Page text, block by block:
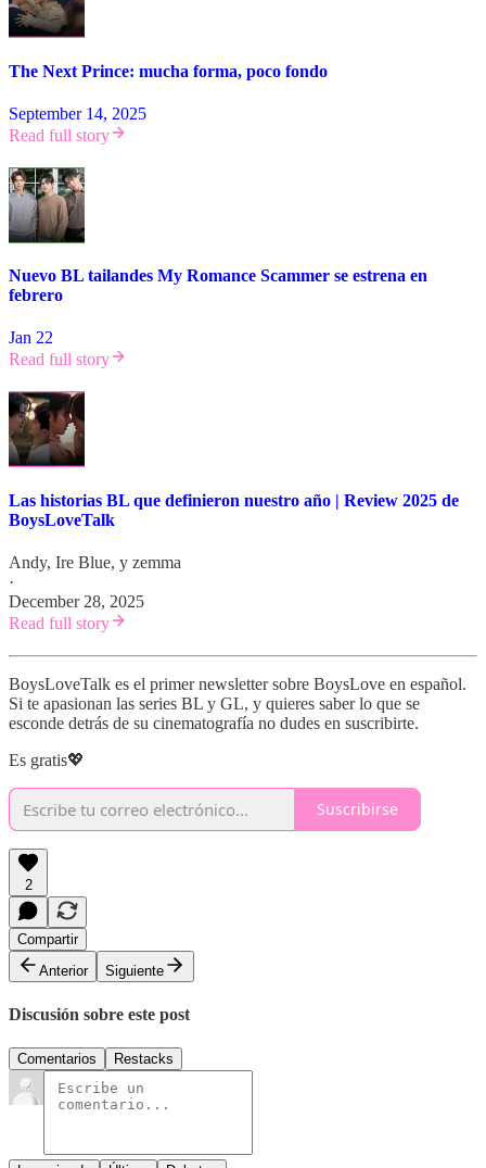
The Next Prince: mucha forma, poco fondo
September 14, 2025
Read full story
Nuevo BL tailandes My Romance Scammer se estrena en
febrero
Jan 22
Read full story
Las historias BL que definieron nuestro año | Review 2025 de
BoysLoveTalk
Andy, Ire Blue, y zemma
·
December 28, 2025
Read full story
BoysLoveTalk es el primer newsletter sobre BoysLove en español.
Si te apasionan las series BL y GL, y quieres saber lo que se
esconde detrás de su cinematografía no dudes en suscribirte.
Es gratis💖
Suscribirse
2
Compartir
Anterior
Siguiente
Discusión sobre este post
Comentarios Restacks